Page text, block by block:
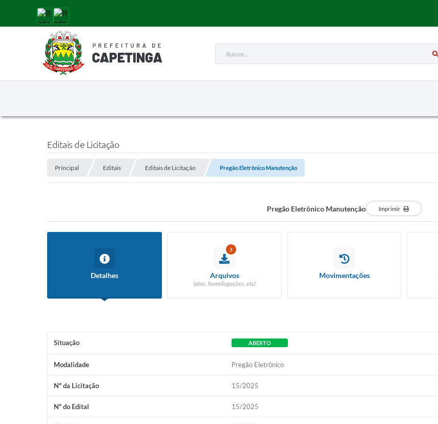
Buscar...
Editais de Licitação
Principal Editais Editais de Licitação Pregão Eletrônico Manutenção
Pregão Eletrônico Manutenção Imprimir
Detalhes
3
Arquivos
(atas, homologações, etc)
Movimentações
Situação ABERTO
Modalidade Pregão Eletrônico
Nº da Licitação 15/2025
Nº do Edital 15/2025